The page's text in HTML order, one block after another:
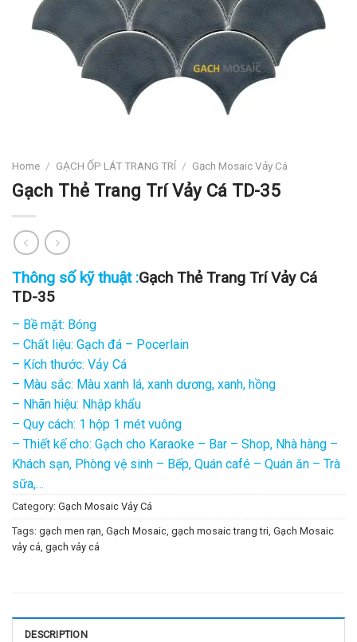
Home / GẠCH ỐP LÁT TRANG TRÍ / Gạch Mosaic Vảy Cá
Gạch Thẻ Trang Trí Vảy Cá TD-35
Thông số kỹ thuật :Gạch Thẻ Trang Trí Vảy Cá
TD-35
– Bề mặt: Bóng
– Chất liệu: Gạch đá – Pocerlain
– Kích thước: Vảy Cá
– Màu sắc: Màu xanh lá, xanh dương, xanh, hồng
– Nhãn hiệu: Nhập khẩu
– Quy cách: 1 hộp 1 mét vuông
– Thiết kế cho: Gạch cho Karaoke – Bar – Shop, Nhà hàng –
Khách sạn, Phòng vệ sinh – Bếp, Quán café – Quán ăn – Trà
sữa,…
Category: Gạch Mosaic Vảy Cá
Tags: gạch men rạn Gạch Mosaic gạch mosaic trang tri Gạch Mosaic
vảy cá gạch vảy cá
DESCRIPTION